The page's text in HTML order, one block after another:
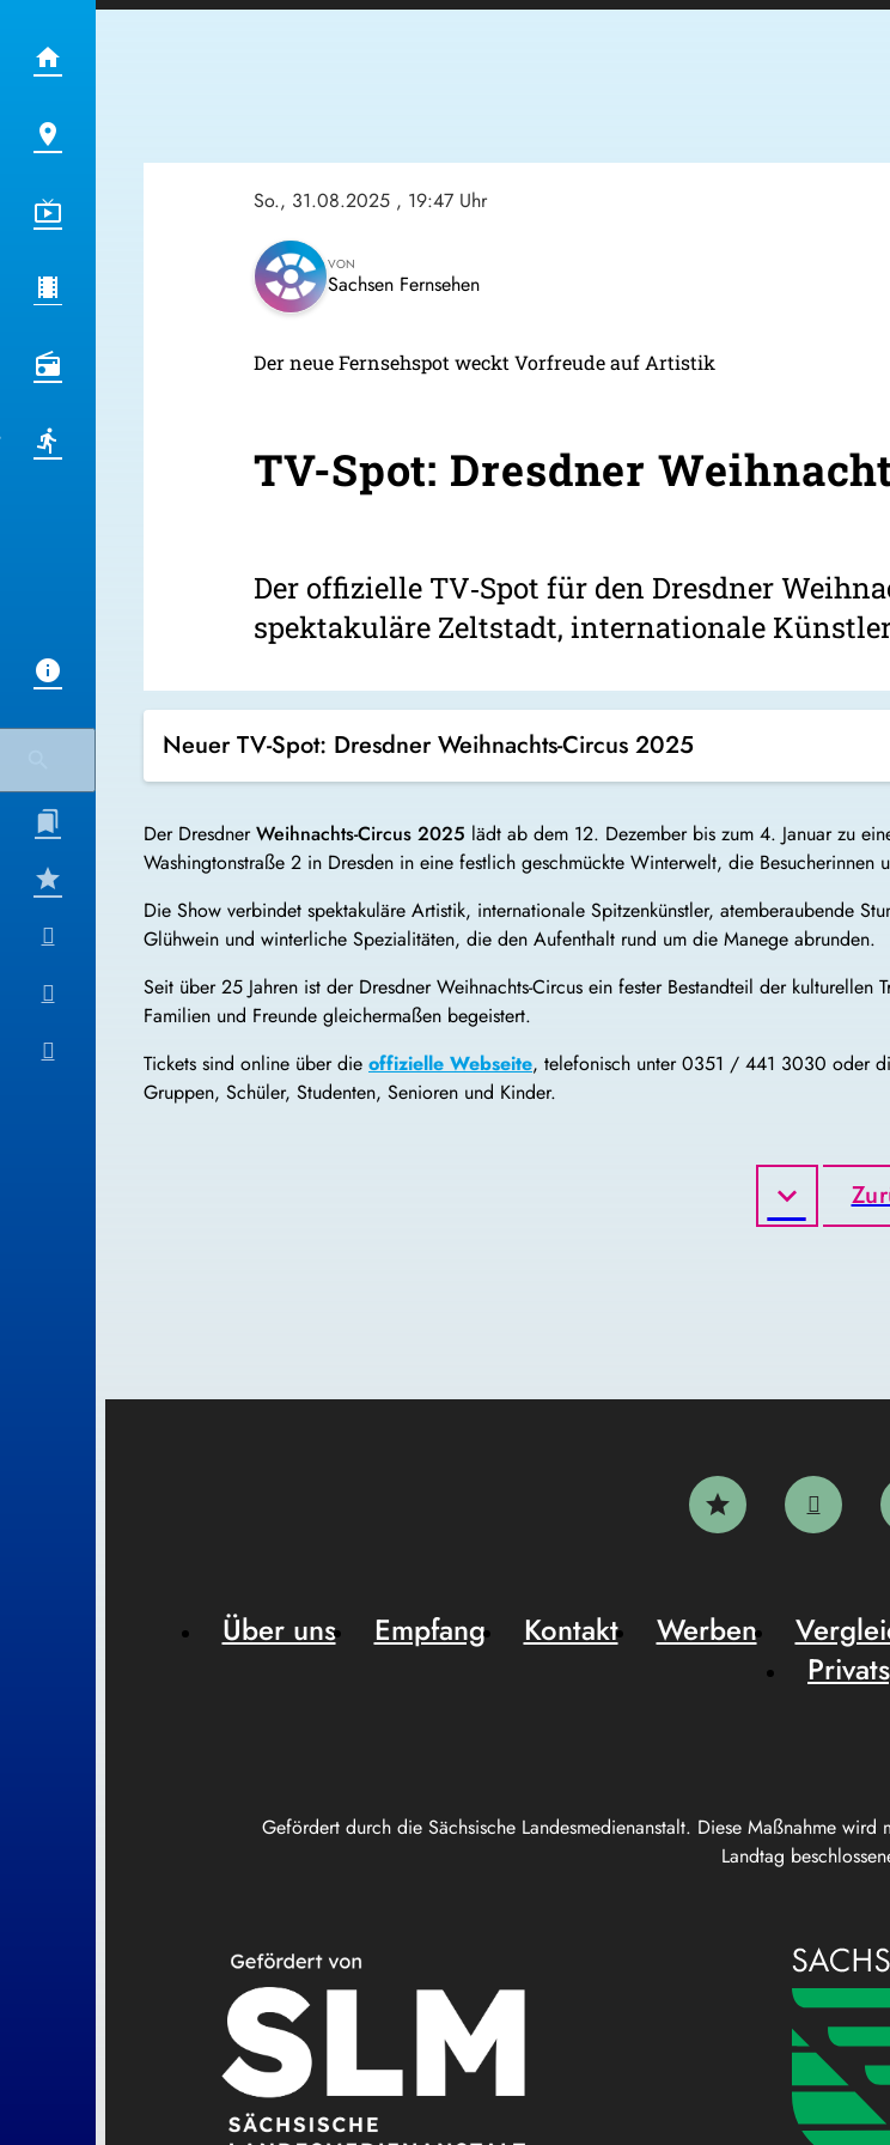
So., 31.08.2025 , 19:47 Uhr
VON
Sachsen Fernsehen
Der neue Fernsehspot weckt Vorfreude auf Artistik
TV-Spot: Dresdner
Der offizielle TV‑Spot für den Dresdner
spektakuläre Zeltstadt, internationale
Neuer TV-Spot: Dresdner Weihnachts-Circus 2025
Der DresdnerWeihnachts-Circus 2025 lädt ab dem 12. Dezember bis zum 4. Januar zu
Washingtonstraße 2 in Dresden in eine festlich geschmückte Winterwelt, die Besucherinnen
Die Show verbindet spektakuläre Artistik, internationale Spitzenkünstler, atemberaubende
Glühwein und winterliche Spezialitäten, die den Aufenthalt rund um die Manege abrunden.
Seit über 25 Jahren ist der Dresdner Weihnachts-Circus ein fester Bestandteil der
Familien und Freunde gleichermaßen begeistert.
Tickets sind online über die offizielle Webseite, telefonisch unter 0351 / 441 3030 oder
Gruppen, Schüler, Studenten, Senioren und Kinder.
Gefördert durch die Sächsische Landesmedienanstalt. Diese Maßnahme
Landtag
Über uns Empfang Kontakt Werben